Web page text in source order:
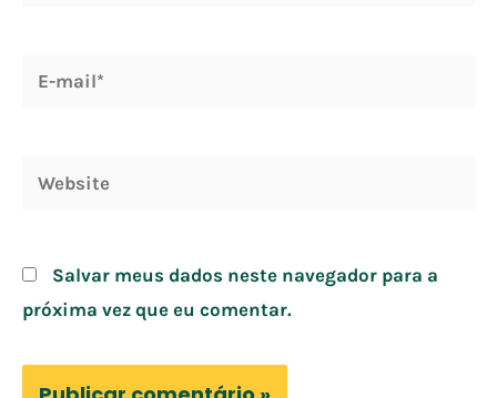
Salvar meus dados neste navegador para a
próxima vez que eu comentar.